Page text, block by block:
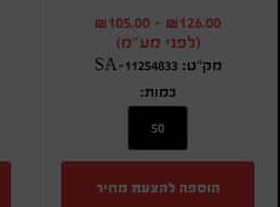
₪126.00
-
₪105.00
(לפני מע"מ)
מק"ט: SA-11254833
כמות:
הוספה להצעת מחיר